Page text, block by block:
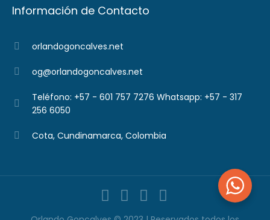
Información de Contacto
orlandogoncalves.net
og@orlandogoncalves.net
Teléfono: +57 - 601 757 7276 Whatsapp: +57 - 317
256 6050
Cota, Cundinamarca, Colombia